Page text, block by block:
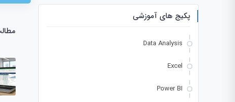
پکیج های آموزشی
Data Analysis
Excel
Power BI